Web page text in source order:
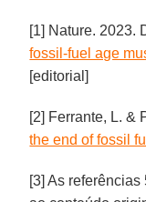
[1] Nature. 2023.
fossil-fuel age
[editorial]
[2] Ferrante, L. &
the end of fossil
[3] As